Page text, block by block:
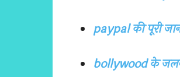
paypal की पूरी
bollywood के